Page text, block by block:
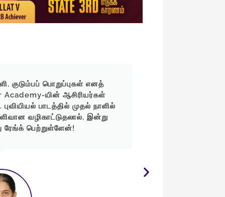
குடும்பப் பொறுப்புகள் எனத்
யின் ஆசிரியர்கள்
பாடத்தில் முதல் நாளில்
வழிகாட்டுதலால், இன்று
ரேங்க் பெற்றுள்ளேன்!